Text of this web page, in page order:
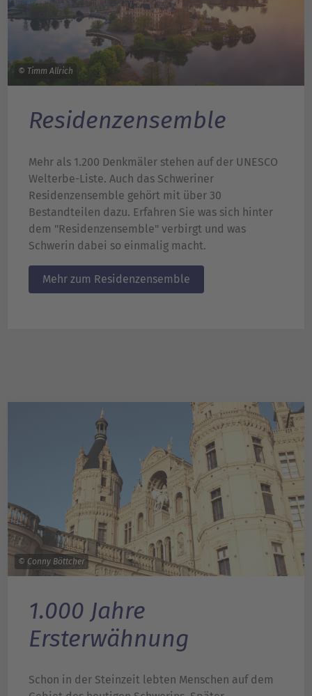
© Timm Allrich
Residenzensemble
Mehr als 1.200 Denkmäler stehen auf der UNESCO
Welterbe-Liste. Auch das Schweriner
Residenzensemble gehört mit über 30
Bestandteilen dazu. Erfahren Sie was sich hinter
dem "Residenzensemble" verbirgt und was
Schwerin dabei so einmalig macht.
Mehr zum Residenzensemble
© Conny Böttcher
1.000 Jahre
Ersterwähnung
Schon in der Steinzeit lebten Menschen auf dem